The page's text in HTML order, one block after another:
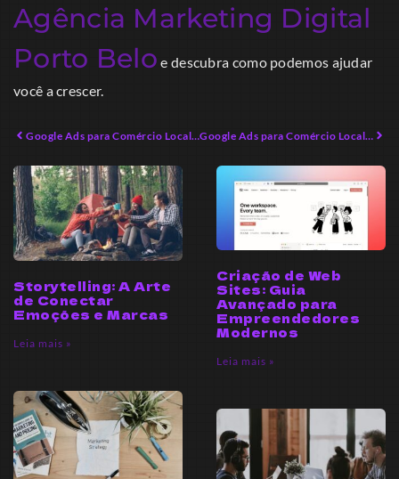
Agência Marketing Digital
Porto Belo e descubra como podemos ajudar
você a crescer.
Google Ads para Comércio Local: Como Dominar o Mercado em 2026 Google Ads para Comércio Local: A Nova Fronteira do Sucesso
Storytelling: A Arte
de Conectar
Emoções e Marcas
Leia mais »
Criação de Web
Sites: Guia
Avançado para
Empreendedores
Modernos
Leia mais »